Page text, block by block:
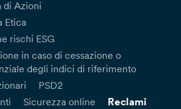
di Azioni
Etica
rischi ESG
in caso di cessazione o
degli indici di riferimento
PSD2
Sicurezza online Reclami